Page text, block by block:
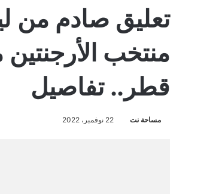
تعليق صادم من
منتخب
قطر.. تفاصيل
مساحة نت 22 نوفمبر، 2022